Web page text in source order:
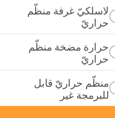
لاسلكيّ غرفة منظّم
حراريّ
حرارة مضخة منظّم
حراريّ
منظّم حراريّ قابل
للبرمجة غير